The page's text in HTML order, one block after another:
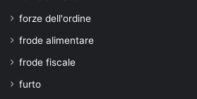
forze dell'ordine
frode alimentare
frode fiscale
furto